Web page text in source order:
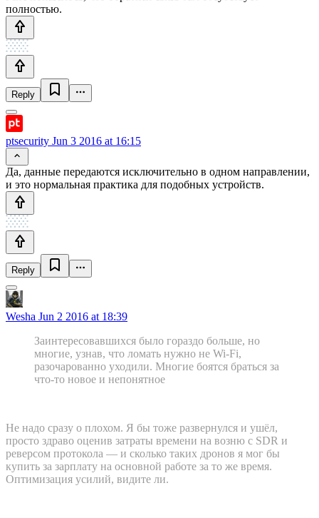
полностью.
Reply
ptsecurity Jun 3 2016 at 16:15
Да, данные передаются исключительно в одном направлении,
и это нормальная практика для подобных устройств.
Reply
Wesha Jun 2 2016 at 18:39
Заинтересовавшихся было гораздо больше, но
многие, узнав, что ломать нужно не Wi-Fi,
разочарованно уходили. Многие боятся браться за
что-то новое и непонятное
Не надо сразу о плохом. Я бы тоже развернулся и ушёл,
просто здраво оценив затраты времени на возню с SDR и
реверсом протокола — и сколько таких дронов я мог бы
купить за зарплату на основной работе за то же время.
Оптимизация усилий, видите ли.